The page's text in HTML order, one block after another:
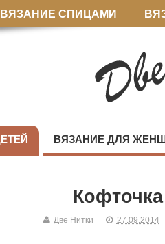
ВЯЗАНИЕ СПИЦАМИ
ВЯЗАНИЕ ДЛЯ
Две Нитки 27.09.2014